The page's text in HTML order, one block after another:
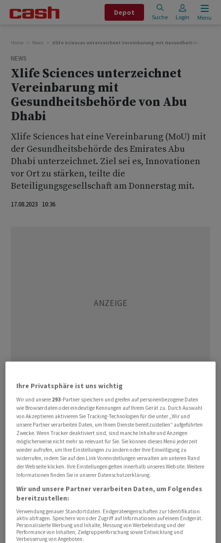
Depot
Suche Login Menu
Home News Xlife Sciences unterzeichnet Vereinbarung mit Gesundheitsbehörde
NEWS
Xlife Sciences unterzeichnet
Vereinbarung mit
Gesundheitsbehörde von Abu
Dhabi
Xlife Sciences hat eine Vereinbarung (MoU) mit
der Gesundheitsbehörde des Emirates Abu
Dhabi unterzeichnet. Ziel sei es, Innovationen
vor Ort zu stärken, teilte die
Beteiligungsgesellschaft am Donnerstag mit.
17.08.2023 10:36
Die Kollaboration ermögliche die Implementierung
einer Finanzierungsstruktur. Diese soll das Wachstum
sowohl von bestehenden Projekten der Xlife Sciences
AG, als auch von zukünftigen Innovationen fördern.
Xlife Sciences ist ein an der SIX kotiertes Schweizer
Unternehmen, das sich den Angaben nach als Inkubator
und Beschleuniger auf die Entwicklung und
Kommerzialisierung von Projekten im Life-Sciences-
Bereich konzentriert.
sta/kw
Ihre Privatsphäre ist uns wichtig
Wir und unsere 293-Partner speichern und greifen auf personenbezogene Daten
wie Browserdaten oder eindeutige Kennungen auf Ihrem Gerät zu. Durch Auswahl
von Akzeptieren aktivieren Sie Tracking-Technologien für die unter „Wir und
unsere Partner verarbeiten Daten, um Ihnen Dienste bereitzustellen“ aufgeführten
Zwecke. Wenn Tracker deaktiviert sind, sind manche Inhalte und Anzeigen
möglicherweise nicht mehr so relevant für Sie. Sie können dieses Menü jederzeit
wieder aufrufen, um Ihre Einstellungen zu ändern oder Ihre Einwilligung zu
widerrufen, indem Sie auf den Link Voreinstellungen verwalten am unteren Rand
der Webseite klicken. Ihre Einstellungen gelten innerhalb unseres Website. Weitere
Informationen finden Sie in unserer Datenschutzerklärung.
Wir und unsere Partner verarbeiten Daten, um Folgendes
bereitzustellen:
Verwendung genauer Standortdaten. Endgeräteeigenschaften zur Identifikation
aktiv abfragen. Speichern von oder Zugriff auf Informationen auf einem Endgerät.
Personalisierte Werbung und Inhalte, Messung von Werbeleistung und der
Performance von Inhalten, Zielgruppenforschung sowie Entwicklung und
Verbesserung von Angeboten.